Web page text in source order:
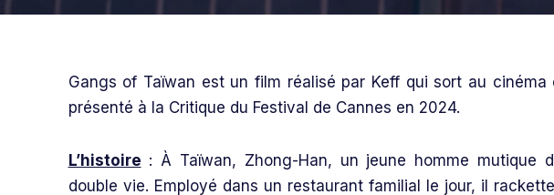
Gangs of Taïwan est un film réalisé par Keff qui sort au
présenté à la Critique du Festival de Cannes en 2024.
L’histoire : À Taïwan, Zhong-Han, un jeune homme mutique
double vie. Employé dans un restaurant familial le jour, il